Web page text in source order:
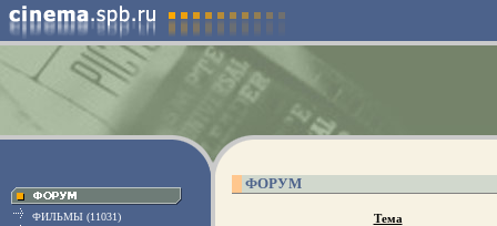
ФИЛЬМЫ (11031)
ФОРУМ
Тема